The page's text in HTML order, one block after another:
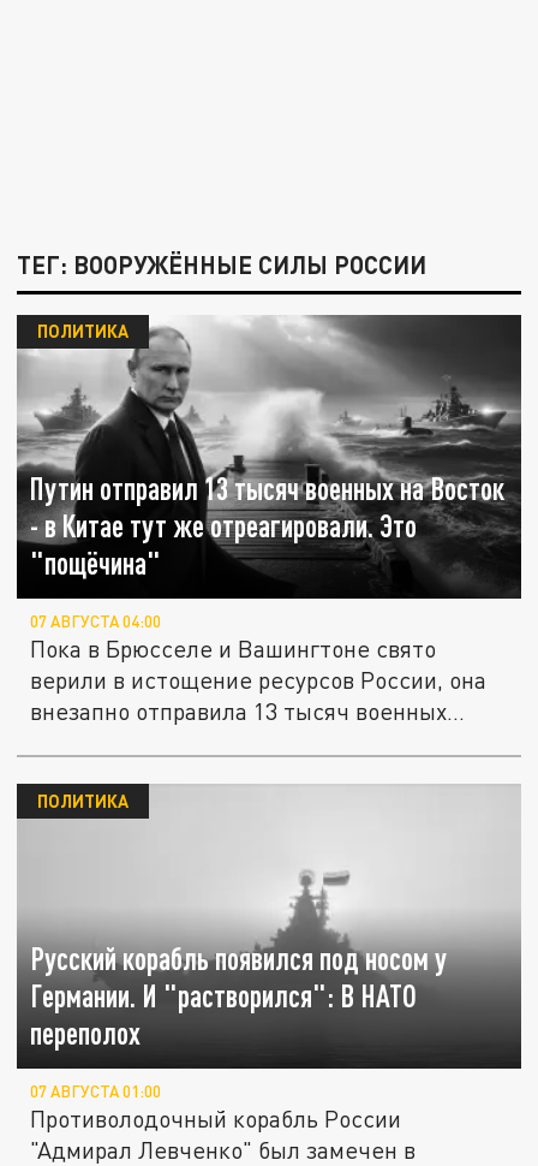
ТЕГ: ВООРУЖЁННЫЕ СИЛЫ РОССИИ
Путин отправил 13 тысяч военных на Восток
- в Китае тут же отреагировали. Это
"пощёчина"
ПОЛИТИКА
07 АВГУСТА 04:00
Пока в Брюсселе и Вашингтоне свято
верили в истощение ресурсов России, она
внезапно отправила 13 тысяч военных...
Русский корабль появился под носом у
Германии. И "растворился": В НАТО
переполох
ПОЛИТИКА
07 АВГУСТА 01:00
Противолодочный корабль России
"Адмирал Левченко" был замечен в